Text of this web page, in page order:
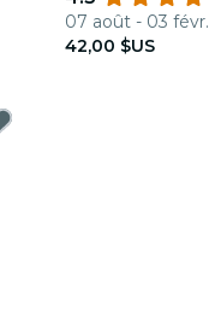
07 août - 03 févr.
42,00 $US